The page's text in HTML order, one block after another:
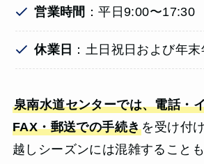
営業時間 ：平日9:00〜17:30
休業日 ：土日祝日および年
泉南水道センターでは、電話・
FAX・郵送での手続きを受け付
越しシーズンには混雑すること